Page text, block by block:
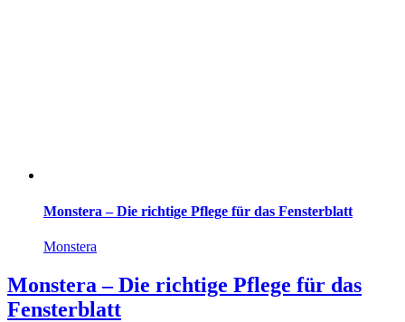
Monstera – Die richtige Pflege für das Fensterblatt
Monstera
Monstera – Die richtige Pflege für das
Fensterblatt